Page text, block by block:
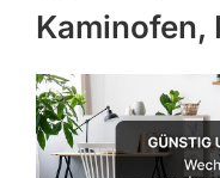
PROFIL
WARENKORB
PRODUCTS
SEARCH
Kaminofen,